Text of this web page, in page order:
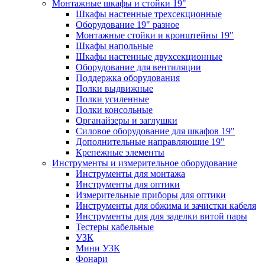
Монтажные шкафы и стойки 19"
Шкафы настенные трехсекционные
Оборудование 19" разное
Монтажные стойки и кронштейны 19"
Шкафы напольные
Шкафы настенные двухсекционные
Оборудование для вентиляции
Поддержка оборудования
Полки выдвижные
Полки усиленные
Полки консольные
Органайзеры и заглушки
Силовое оборудование для шкафов 19"
Дополнительные направляющие 19"
Крепежные элементы
Инструменты и измерительное оборудование
Инструменты для монтажа
Инструменты для оптики
Измерительные приборы для оптики
Инструменты для обжима и зачистки кабеля
Инструменты для для заделки витой пары
Тестеры кабельные
УЗК
Мини УЗК
Фонари